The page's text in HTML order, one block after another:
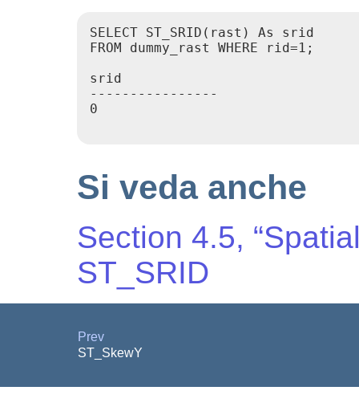
SELECT ST_SRID(rast) As srid
FROM dummy_rast WHERE rid=1;
srid
----------------
0
Si veda anche
Section 4.5,
ST_SRID
Prev
ST_SkewY